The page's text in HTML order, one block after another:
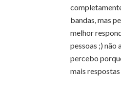
bandas, mas
melhor
pessoas ;) não
percebo
mais